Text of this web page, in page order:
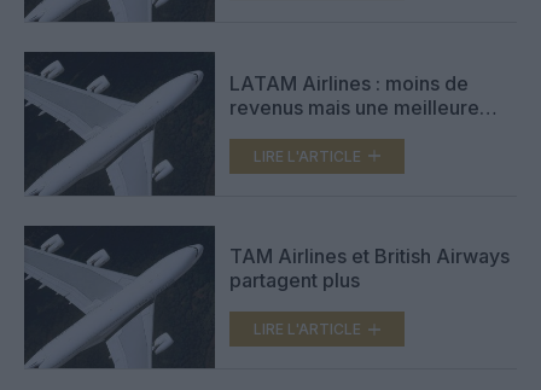
LATAM Airlines : moins de
revenus mais une meilleure
LIRE L'ARTICLE
TAM Airlines et British Airways
partagent plus
LIRE L'ARTICLE